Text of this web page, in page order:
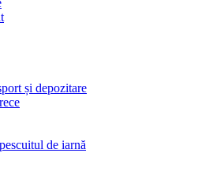
și depozitare
de iarnă